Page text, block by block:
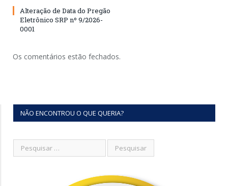
Alteração de Data do Pregão
Eletrônico SRP nº 9/2026-
0001
Os comentários estão fechados.
NÃO ENCONTROU O QUE QUERIA?